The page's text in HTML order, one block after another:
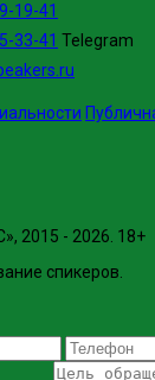
19-41
33-41 Telegram
2015 - 2026. 18+
спикеров.